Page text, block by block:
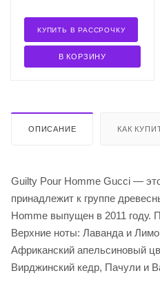
В КОРЗИНУ
КУПИТЬ В РАССРОЧКУ
ОПИСАНИЕ КАК
Guilty Pour Homme Gucci —
принадлежит к группе
Homme выпущен в 2011 году.
Верхние ноты: Лаванда и
Африканский апельсиновый
Вирджинский кедр, Пачули и